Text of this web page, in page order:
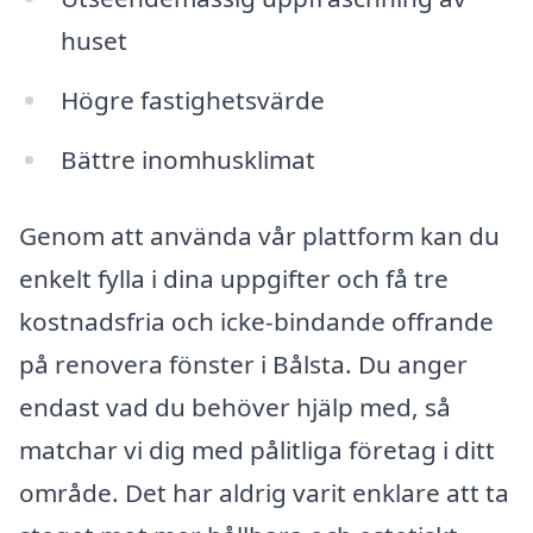
huset
Högre fastighetsvärde
Bättre inomhusklimat
Genom att använda vår plattform kan du
enkelt fylla i dina uppgifter och få tre
kostnadsfria och icke-bindande offrande
på renovera fönster i Bålsta. Du anger
endast vad du behöver hjälp med, så
matchar vi dig med pålitliga företag i ditt
område. Det har aldrig varit enklare att ta